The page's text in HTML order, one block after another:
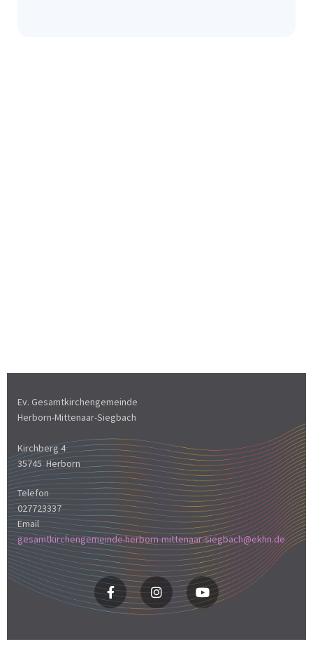
Ev. Gesamtkirchengemeinde
Herborn-Mittenaar-Siegbach
Kirchberg 4
35745 Herborn
Telefon
027723337
Email
gesamtkirchengemeinde.herborn-mittenaar-siegbach@ekhn.de